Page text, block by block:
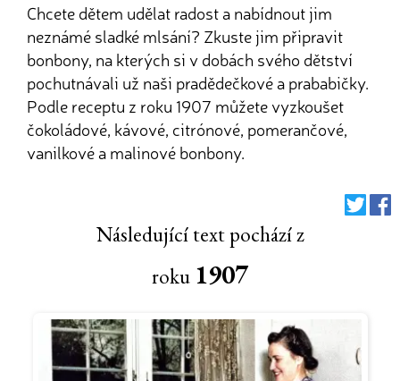
Chcete dětem udělat radost a nabídnout jim
neznámé sladké mlsání? Zkuste jim připravit
bonbony, na kterých si v dobách svého dětství
pochutnávali už naši pradědečkové a prababičky.
Podle receptu z roku 1907 můžete vyzkoušet
čokoládové, kávové, citrónové, pomerančové,
vanilkové a malinové bonbony.
Následující text pochází z
roku 1907